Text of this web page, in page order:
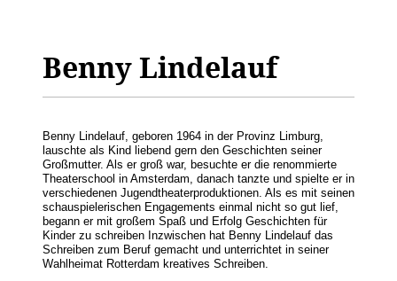
Benny Lindelauf
Benny Lindelauf, geboren 1964 in der Provinz Limburg,
lauschte als Kind liebend gern den Geschichten seiner
Großmutter. Als er groß war, besuchte er die renommierte
Theaterschool in Amsterdam, danach tanzte und spielte er in
verschiedenen Jugendtheaterproduktionen. Als es mit seinen
schauspielerischen Engagements einmal nicht so gut lief,
begann er mit großem Spaß und Erfolg Geschichten für
Kinder zu schreiben Inzwischen hat Benny Lindelauf das
Schreiben zum Beruf gemacht und unterrichtet in seiner
Wahlheimat Rotterdam kreatives Schreiben.